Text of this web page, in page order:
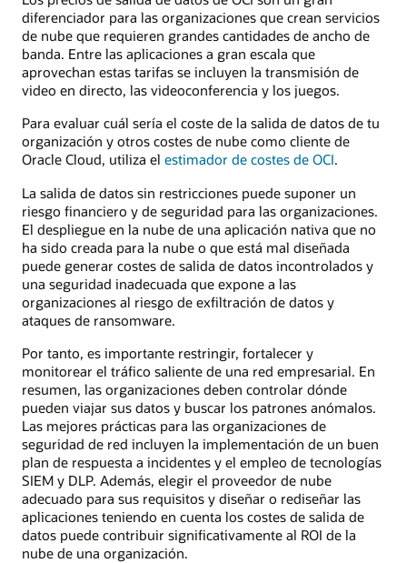
diferenciador para las organizaciones que crean servicios
de nube que requieren grandes cantidades de ancho de
banda. Entre las aplicaciones a gran escala que
aprovechan estas tarifas se incluyen la transmisión de
video en directo, las videoconferencia y los juegos.
Para evaluar cuál sería el coste de la salida de datos de tu
organización y otros costes de nube como cliente de
Oracle Cloud, utiliza el estimador de costes de OCI.
La salida de datos sin restricciones puede suponer un
riesgo financiero y de seguridad para las organizaciones.
El despliegue en la nube de una aplicación nativa que no
ha sido creada para la nube o que está mal diseñada
puede generar costes de salida de datos incontrolados y
una seguridad inadecuada que expone a las
organizaciones al riesgo de exfiltración de datos y
ataques de ransomware.
Por tanto, es importante restringir, fortalecer y
monitorear el tráfico saliente de una red empresarial. En
resumen, las organizaciones deben controlar dónde
pueden viajar sus datos y buscar los patrones anómalos.
Las mejores prácticas para las organizaciones de
seguridad de red incluyen la implementación de un buen
plan de respuesta a incidentes y el empleo de tecnologías
SIEM y DLP. Además, elegir el proveedor de nube
adecuado para sus requisitos y diseñar o rediseñar las
aplicaciones teniendo en cuenta los costes de salida de
datos puede contribuir significativamente al ROI de la
nube de una organización.